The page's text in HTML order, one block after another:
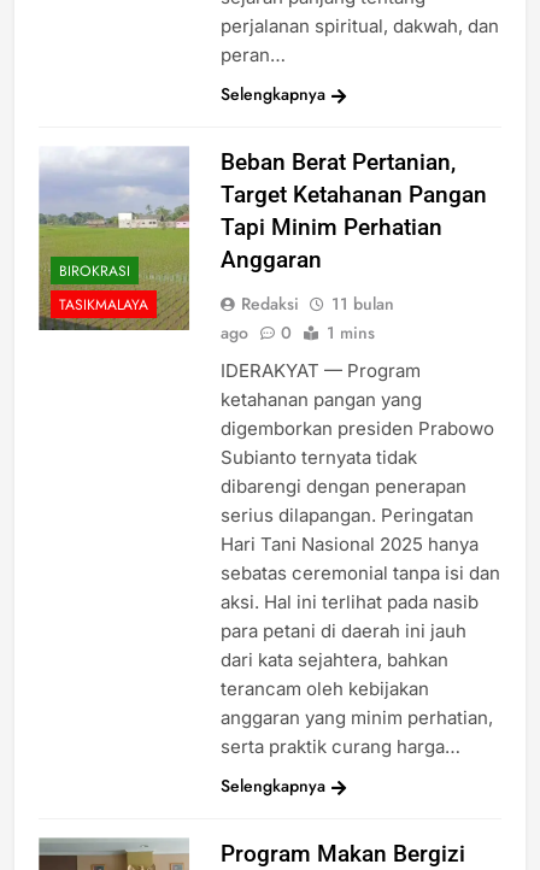
perjalanan spiritual, dakwah, dan
peran…
Selengkapnya
BIROKRASI
TASIKMALAYA
Beban Berat Pertanian,
Target Ketahanan Pangan
Tapi Minim Perhatian
Anggaran
Redaksi
11 bulan
ago
0 1 mins
IDERAKYAT — Program
ketahanan pangan yang
digemborkan presiden Prabowo
Subianto ternyata tidak
dibarengi dengan penerapan
serius dilapangan. Peringatan
Hari Tani Nasional 2025 hanya
sebatas ceremonial tanpa isi dan
aksi. Hal ini terlihat pada nasib
para petani di daerah ini jauh
dari kata sejahtera, bahkan
terancam oleh kebijakan
anggaran yang minim perhatian,
serta praktik curang harga…
Selengkapnya
Program Makan Bergizi